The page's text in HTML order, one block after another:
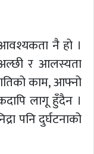
नै हो ।
र आलस्यता
काम, आफ्नो
लागू हुँदैन ।
पनि दुर्घटनाको